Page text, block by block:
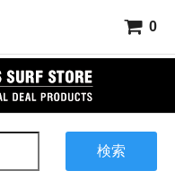
0
検索